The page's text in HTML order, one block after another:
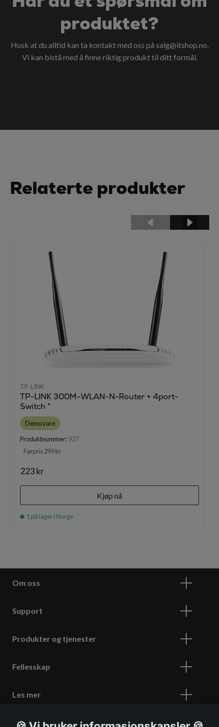
produktet?
Husk at du alltid kan ta kontakt med oss på salg@itshop.no.
Vi kan bistå med å finne riktig produkt til ditt formål.
Relaterte produkter
TP-LINK
TP-LINK 300M-WLAN-N-Router + 4port-
Switch *
Demovare
Produktnummer: 927
Førpris 299 kr
223 kr
Kjøp nå
1 på lager i Norge
Om oss
Support
Produkter og tjenester
Fellesskap
Les mer